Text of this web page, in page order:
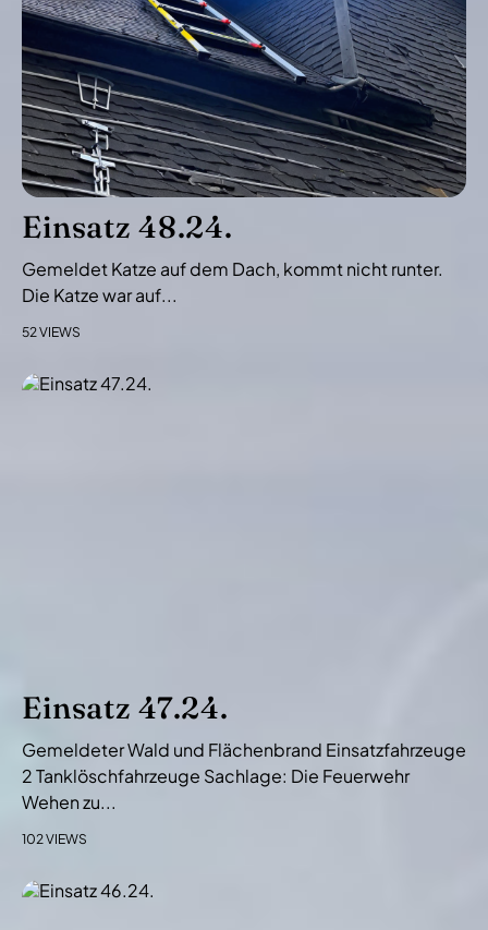
v
i
g
a
t
i
n
Einsatz 48.24.
Gemeldet Katze auf dem Dach, kommt nicht runter.
Die Katze war auf...
52 VIEWS
Einsatz 47.24.
Gemeldeter Wald und Flächenbrand Einsatzfahrzeuge
2 Tanklöschfahrzeuge Sachlage: Die Feuerwehr
Wehen zu...
102 VIEWS